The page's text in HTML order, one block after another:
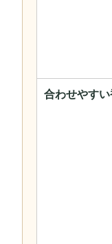
合わせやすい